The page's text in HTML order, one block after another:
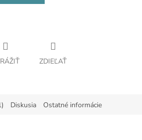
ZDIEĽAŤ
Diskusia Ostatné informácie